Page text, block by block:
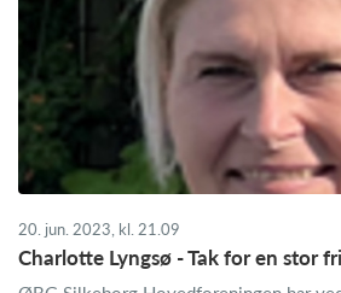
20. jun. 2023, kl. 21.09
Charlotte Lyngsø - Tak for en stor